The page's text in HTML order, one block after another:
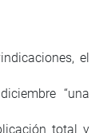
el
“una
total y